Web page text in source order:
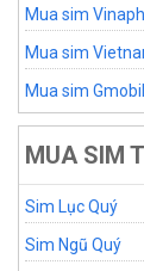
Mua sim
Mua sim
Mua sim
MUA SIM
Sim Lục Quý
Sim Ngũ Quý